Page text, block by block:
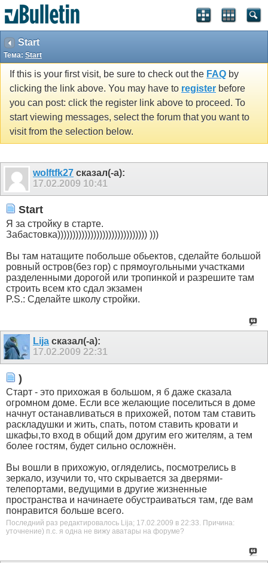
Start
Тема: Start
If this is your first visit, be sure to check out the FAQ by
clicking the link above. You may have to register before
you can post: click the register link above to proceed. To
start viewing messages, select the forum that you want to
visit from the selection below.
wolftfk27 сказал(-а):
17.02.2009 10:41
Start
Я за стройку в старте.
Забастовка)))))))))))))))))))))))))))))) )))
Вы там натащите побольше обьектов, сделайте большой
ровный остров(без гор) с прямоугольными участками
разделенными дорогой или тропинкой и разрешите там
строить всем кто сдал экзамен
P.S.: Сделайте школу стройки.
Lija сказал(-а):
17.02.2009 22:31
)
Старт - это прихожая в большом, я б даже сказала
огромном доме. Если все желающие поселиться в доме
начнут останавливаться в прихожей, потом там ставить
раскладушки и жить, спать, потом ставить кровати и
шкафы,то вход в общий дом другим его жителям, а тем
более гостям, будет сильно осложнён.
Вы вошли в прихожую, огляделись, посмотрелись в
зеркало, изучили то, что скрывается за дверями-
телепортами, ведущими в другие жизненные
пространства и начинаете обустраиваться там, где вам
понравится больше всего.
Последний раз редактировалось Lija; 17.02.2009 в 22:33 Причина:
уточнение) п.с. я одна не вижу аватары на форуме?